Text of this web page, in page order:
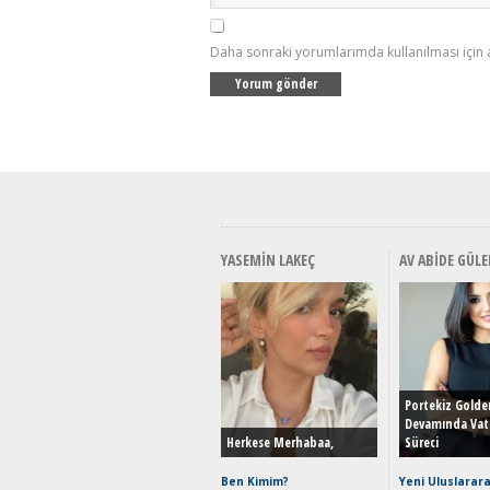
Daha sonraki yorumlarımda kullanılması
YASEMIN LAKEÇ
Herkese Merhabaa,
Ben Kimim?
AV ABIDE
Portekiz
Devamında
Süreci
Yeni